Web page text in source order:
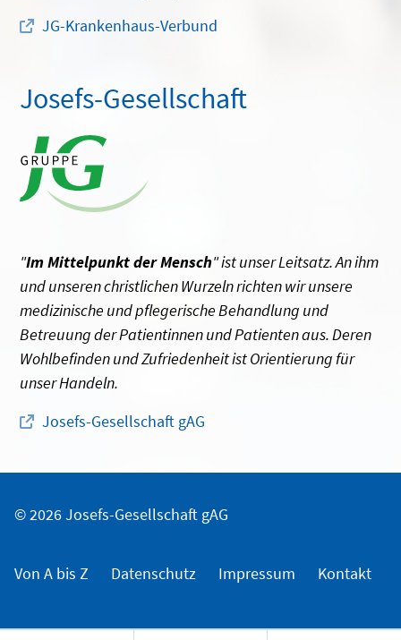
JG-Krankenhaus-Verbund
Josefs-Gesellschaft
"Im Mittelpunkt der Mensch" ist unser Leitsatz. An ihm
und unseren christlichen Wurzeln richten wir unsere
medizinische und pflegerische Behandlung und
Betreuung der Patientinnen und Patienten aus. Deren
Wohlbefinden und Zufriedenheit ist Orientierung für
unser Handeln.
Josefs-Gesellschaft gAG
Von A bis Z Datenschutz Impressum Kontakt
© 2026 Josefs-Gesellschaft gAG